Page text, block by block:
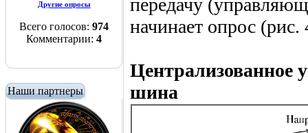
Другие опросы
Всего голосов: 974
Комментарии: 4
Наши партнеры
передачу
начинает опрос (рис.
Централизованное
шина